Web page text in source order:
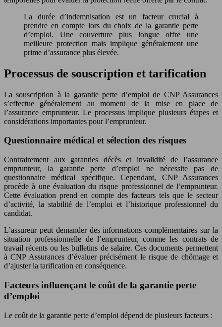
La durée d’indemnisation est un facteur crucial à
prendre en compte lors du choix de la garantie perte
d’emploi. Une couverture plus longue offre une
meilleure protection mais implique généralement une
prime d’assurance plus élevée.
Processus de souscription et tarification
La souscription à la garantie perte d’emploi de CNP Assurances
s’effectue généralement au moment de la mise en place de
l’assurance emprunteur. Le processus implique plusieurs étapes et
considérations importantes pour l’emprunteur.
Questionnaire médical et sélection des risques
Contrairement aux garanties décès et invalidité de l’assurance
emprunteur, la garantie perte d’emploi ne nécessite pas de
questionnaire médical spécifique. Cependant, CNP Assurances
procède à une évaluation du risque professionnel de l’emprunteur.
Cette évaluation prend en compte des facteurs tels que le secteur
d’activité, la stabilité de l’emploi et l’historique professionnel du
candidat.
L’assureur peut demander des informations complémentaires sur la
situation professionnelle de l’emprunteur, comme les contrats de
travail récents ou les bulletins de salaire. Ces documents permettent
à CNP Assurances d’évaluer précisément le risque de chômage et
d’ajuster la tarification en conséquence.
Facteurs influençant le coût de la garantie perte
d’emploi
Le coût de la garantie perte d’emploi dépend de plusieurs facteurs :